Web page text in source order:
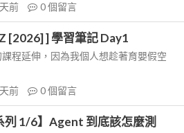
前 0個留言
[2026] ] 學習筆記 Day1
程延伸，因為我個人想趁著育嬰假空
前 0個留言
列 1/6】Agent 到底該怎麼測